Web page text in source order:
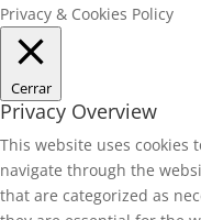
Privacy & Cookies Policy
Cerrar
Privacy Overview
This website uses cookies
navigate through the
that are categorized as